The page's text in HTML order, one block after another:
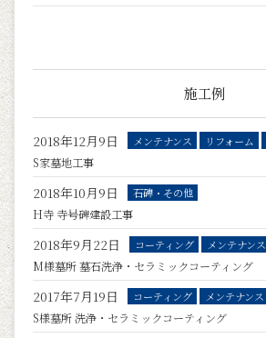
施工例
2018年12月9日 メンテナンス リフォーム
S家墓地工事
2018年10月9日 石碑・その他
H寺 寺号碑建設工事
2018年9月22日 コーティング メンテナンス
M様墓所 墓石洗浄・セラミックコーティング
2017年7月19日 コーティング メンテナンス
S様墓所 洗浄・セラミックコーティング